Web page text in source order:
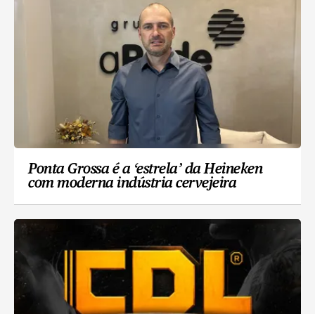
Ponta Grossa é a ‘estrela’ da Heineken
com moderna indústria cervejeira